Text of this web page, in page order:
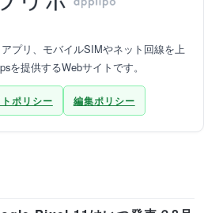
プリ、モバイルSIMやネット回線を上
を提供するWebサイトです。
ポリシー 編集ポリシー